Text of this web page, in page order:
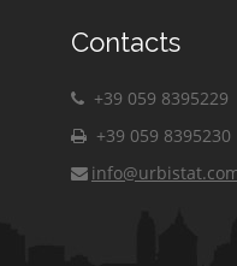
Contacts
+39 059 8395229
+39 059 8395230